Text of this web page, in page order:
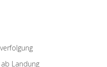
Landung